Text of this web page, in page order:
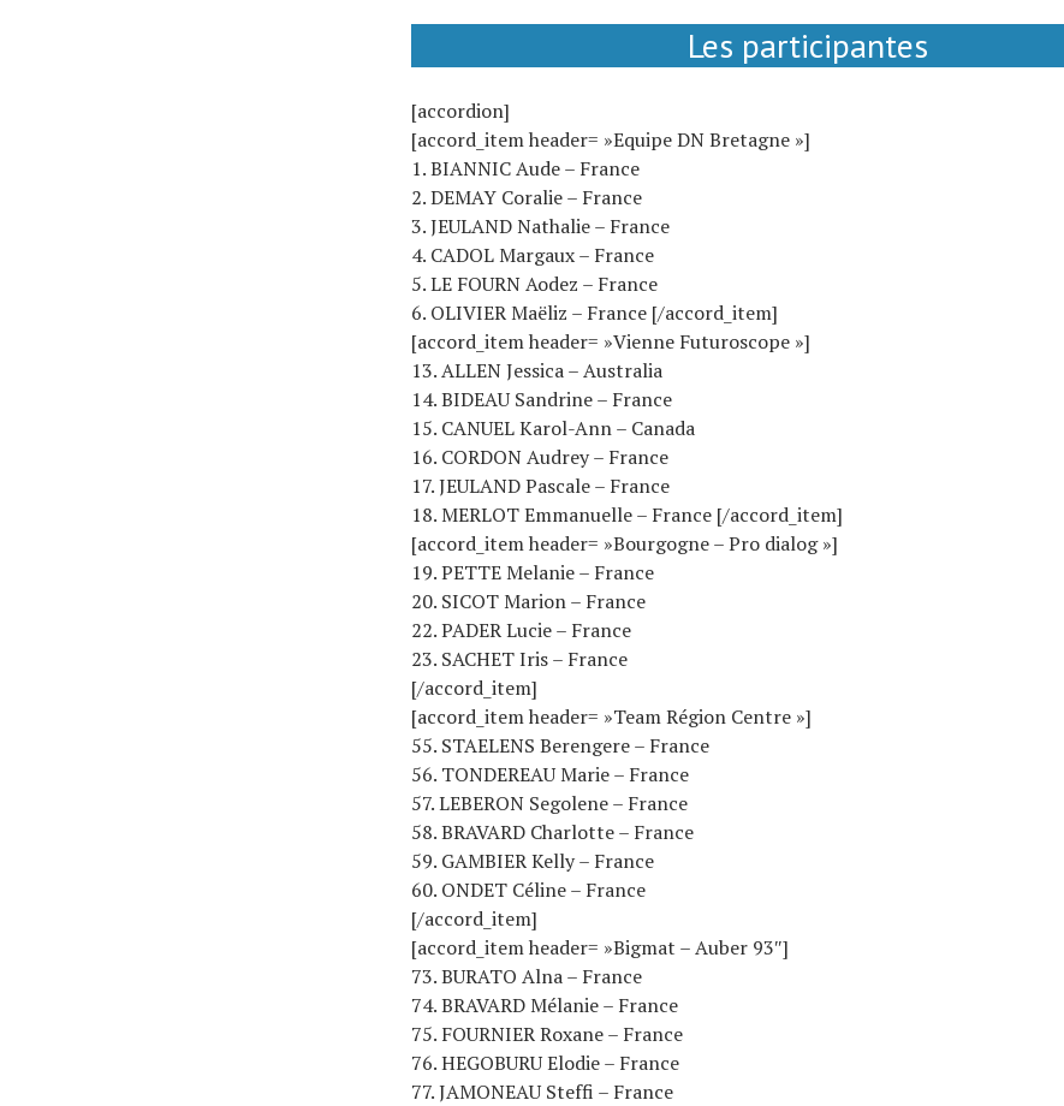
Les participantes
[accordion]
[accord_item header= »Equipe DN Bretagne »]
1. BIANNIC Aude – France
2. DEMAY Coralie – France
3. JEULAND Nathalie – France
4. CADOL Margaux – France
5. LE FOURN Aodez – France
6. OLIVIER Maëliz – France [/accord_item]
[accord_item header= »Vienne Futuroscope »]
13. ALLEN Jessica – Australia
14. BIDEAU Sandrine – France
15. CANUEL Karol-Ann – Canada
16. CORDON Audrey – France
17. JEULAND Pascale – France
18. MERLOT Emmanuelle – France [/accord_item]
[accord_item header= »Bourgogne – Pro dialog »]
19. PETTE Melanie – France
20. SICOT Marion – France
22. PADER Lucie – France
23. SACHET Iris – France
[/accord_item]
[accord_item header= »Team Région Centre »]
55. STAELENS Berengere – France
56. TONDEREAU Marie – France
57. LEBERON Segolene – France
58. BRAVARD Charlotte – France
59. GAMBIER Kelly – France
60. ONDET Céline – France
[/accord_item]
[accord_item header= »Bigmat – Auber 93″]
73. BURATO Alna – France
74. BRAVARD Mélanie – France
75. FOURNIER Roxane – France
76. HEGOBURU Elodie – France
77. JAMONEAU Steffi – France